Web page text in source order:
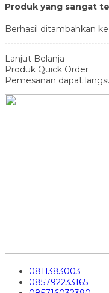
Produk yang sangat
Berhasil ditambahkan
Lanjut Belanja
Produk Quick Order
Pemesanan dapat
0811383003
085792233165